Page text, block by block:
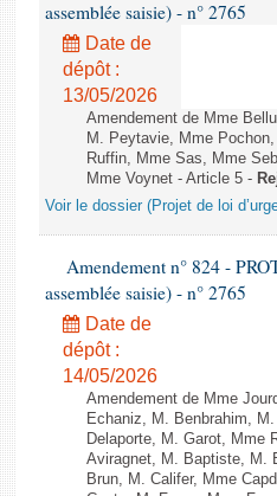
assemblée saisie) - n° 2765
Date de
dépôt :
13/05/2026
Amendement de Mme
M. Peytavie, Mme
Ruffin, Mme Sas, Mme
Mme Voynet - Article 5 -
Voir le dossier (Projet de loi
Amendement n° 824 -
assemblée saisie) - n° 2765
Date de
dépôt :
14/05/2026
Amendement de Mme
Echaniz, M. Benbrahim,
Delaporte, M. Garot, Mme
Aviragnet, M. Baptiste, M.
Brun, M. Califer, Mme